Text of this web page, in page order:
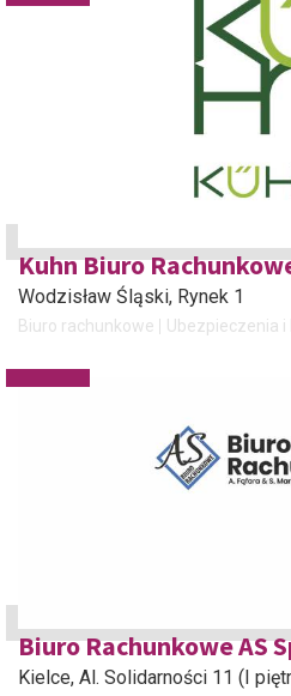
Kuhn Biuro
Wodzisław Śląski, Rynek 1
Biuro rachunkowe Ubezpieczenia i
Biuro Rachunkowe AS
Kielce, Al. Solidarności 11 (I